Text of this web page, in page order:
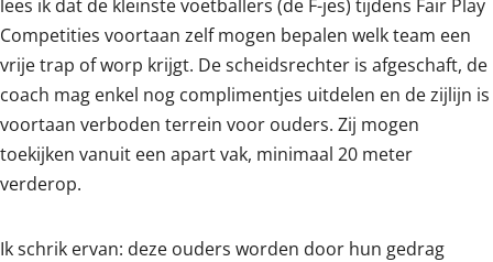
lees ik dat de kleinste voetballers (de F-jes) tijdens Fair Play
Competities voortaan zelf mogen bepalen welk team een
vrije trap of worp krijgt. De scheidsrechter is afgeschaft, de
coach mag enkel nog complimentjes uitdelen en de zijlijn is
voortaan verboden terrein voor ouders. Zij mogen
toekijken vanuit een apart vak, minimaal 20 meter
verderop.
Ik schrik ervan: deze ouders worden door hun gedrag